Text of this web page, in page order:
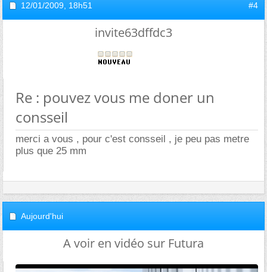
12/01/2009, 18h51 #4
invite63dffdc3
Re : pouvez vous me doner un
consseil
merci a vous , pour c'est consseil , je peu pas metre
plus que 25 mm
Aujourd'hui
A voir en vidéo sur Futura